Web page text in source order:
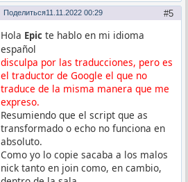
Поделиться 5
11.11.2022 00:29
Hola Epic te hablo en mi idioma
español
disculpa por las traducciones, pero es
el traductor de Google el que no
traduce de la misma manera que me
expreso.
Resumiendo que el script que as
transformado o echo no funciona en
absoluto.
Como yo lo copie sacaba a los malos
nick tanto en join como, en cambio,